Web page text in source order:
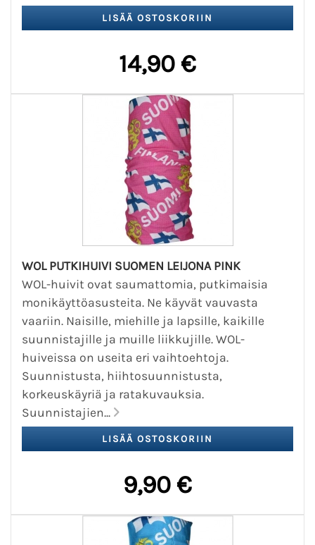
14,90 €
WOL PUTKIHUIVI SUOMEN LEIJONA PINK
WOL-huivit ovat saumattomia, putkimaisia
monikäyttöasusteita. Ne käyvät vauvasta
vaariin. Naisille, miehille ja lapsille, kaikille
suunnistajille ja muille liikkujille. WOL-
huiveissa on useita eri vaihtoehtoja.
Suunnistusta, hiihtosuunnistusta,
korkeuskäyriä ja ratakuvauksia.
Suunnistajien...
9,90 €